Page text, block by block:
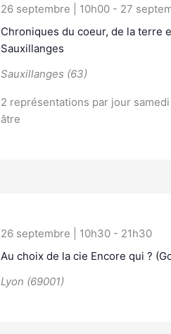
Chroniques du coeur, de la terre
Sauxillanges
26 septembre | 10h00 - 27
Sauxillanges (63)
2 représentations par jour
âtre
Au choix de la cie Encore qui ?
26 septembre | 10h30 - 21h30
Lyon (69001)